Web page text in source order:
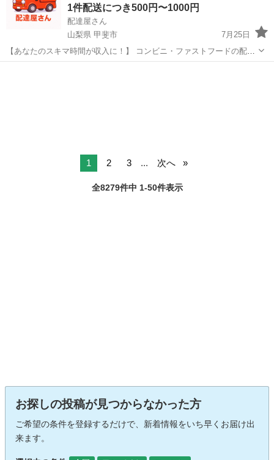
1件配送につき500円〜1000円
配達屋さん
山梨県 甲斐市
7月25日
【あなたのスキマ時間が収入に！】 コンビニ・ファストフードの配達
バイト、始めませんか？ アプリで空いた時間にサクッと配達！ 配達す
1 2 3 ... 次へ
全8279件中 1-50件表示
お探しの投稿が見つからなかった方
ご希望の条件を登録するだけで、新着情報をいち早くお届け出
来ます。